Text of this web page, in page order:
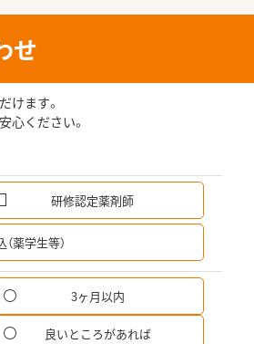
せ
けます。
心ください。
研修認定薬剤師
薬学生等）
3ヶ月以内
良いところがあれば